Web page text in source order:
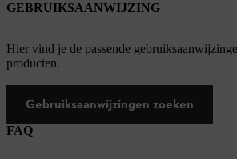
GEBRUIKSAANWIJZING
Hier vind je de passende
producten.
Gebruiksaanwijzingen zoeken
FAQ